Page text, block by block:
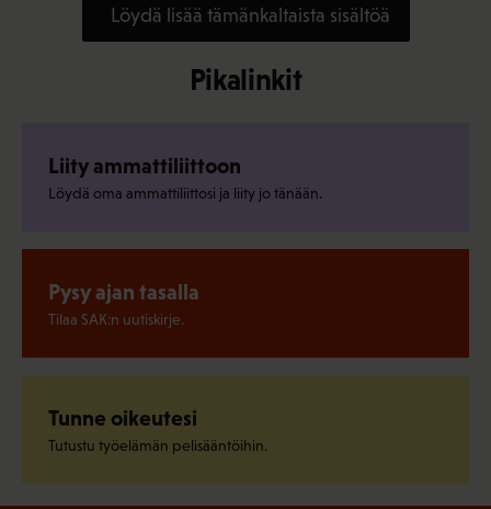
Löydä lisää tämänkaltaista sisältöä
Pikalinkit
Liity ammattiliittoon
Löydä oma ammattiliittosi ja liity jo tänään.
Pysy ajan tasalla
Tilaa SAK:n uutiskirje.
Tunne oikeutesi
Tutustu työelämän pelisääntöihin.